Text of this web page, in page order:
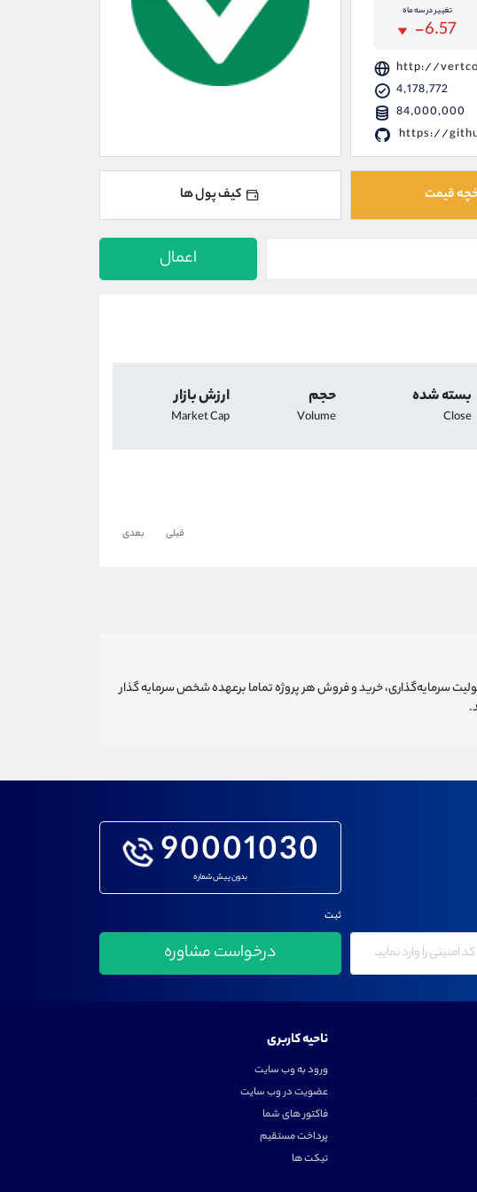
تغییر در سه ماه
-6.57
http://
4,178,772
84,000,000
https://
قیمت کیف پول ها
اعمال
بسته شده
Close
حجم
Volume
ارزش بازار
Market Cap
قبلی بعدی
سرمایه‌گذاری، خرید و فروش هر پروژه تماما برعهده شخص سرمایه گذار
90001030
بدون پیش شماره
ثبت
ناحیه کاربری
ورود به وب سایت
عضویت در وب سایت
فاکتور های شما
پرداخت مستقیم
تیکت ها